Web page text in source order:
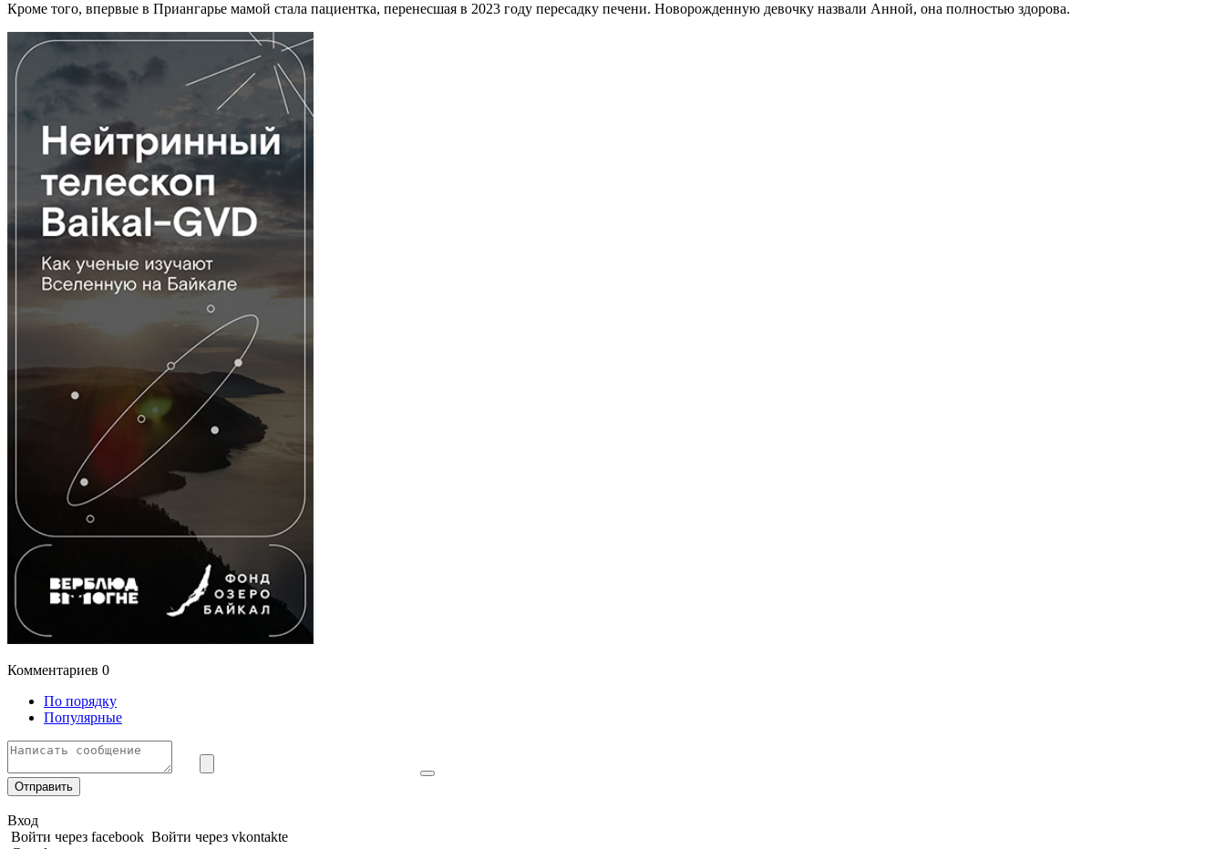
Кроме того, впервые в Приангарье мамой стала пациентка, перенесшая в 2023 году пересадку печени. Новорожденную девочку назвали Анной, она полностью здорова.
Комментариев 0
По порядку
Популярные
Отправить
Вход
Войти через facebook Войти через vkontakte